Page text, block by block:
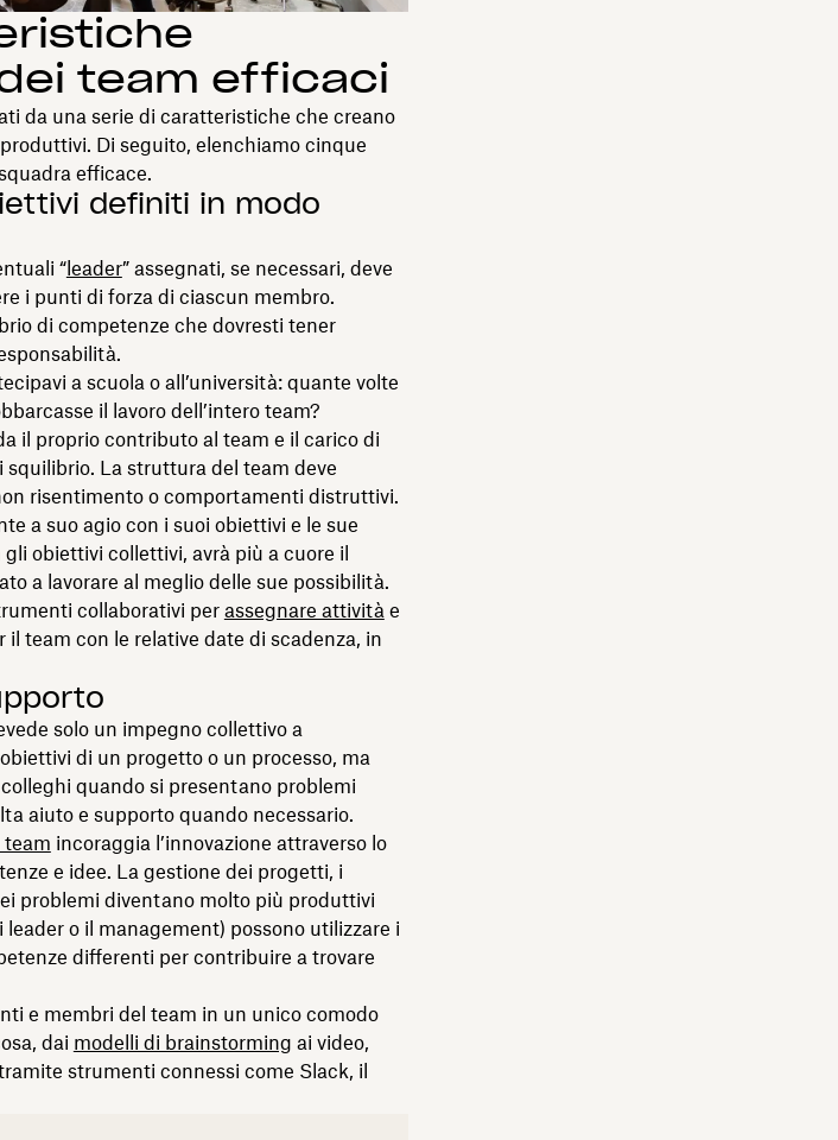
team efficaci
da una serie di caratteristiche che creano
Di seguito, elenchiamo cinque
efficace.
definiti in modo
“leader” assegnati, se necessari, deve
i punti di forza di ciascun membro.
di competenze che dovresti tener
a scuola o all’università: quante volte
il lavoro dell’intero team?
il proprio contributo al team e il carico di
squilibrio. La struttura del team deve
risentimento o comportamenti distruttivi.
a suo agio con i suoi obiettivi e le sue
obiettivi collettivi, avrà più a cuore il
a lavorare al meglio delle sue possibilità.
collaborativi per assegnare attivitàe
team con le relative date di scadenza, in
solo un impegno collettivo a
di un progetto o un processo, ma
quando si presentano problemi
aiuto e supporto quando necessario.
incoraggia l’innovazione attraverso lo
e idee. La gestione dei progetti, i
problemi diventano molto più produttivi
o il management) possono utilizzare i
differenti per contribuire a trovare
e membri del team in un unico comodo
dai modelli di brainstorming ai video,
strumenti connessi come Slack, il